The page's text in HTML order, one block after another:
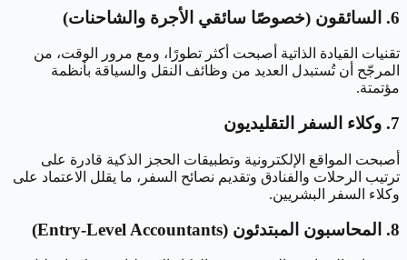
6. السائقون (خصوصًا سائقي الأجرة والشاحنات)
تقنيات القيادة الذاتية أصبحت أكثر تطورًا، ومع مرور الوقت، من
المرجّح أن تُستبدل العديد من وظائف النقل والسياقة بأنظمة
مؤتمتة.
7. وكلاء السفر التقليديون
أصبحت المواقع الإلكترونية وتطبيقات الحجز الذكية قادرة على
ترتيب الرحلات والفنادق وتقديم نصائح السفر، ما يقلل الاعتماد على
وكلاء السفر البشريين.
8. المحاسبون المبتدئون (Entry-Level Accountants)